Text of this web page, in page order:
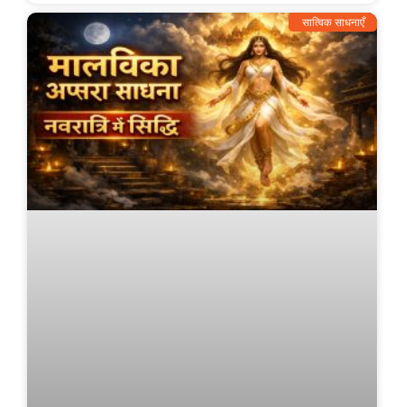
सात्विक साधनाएँ